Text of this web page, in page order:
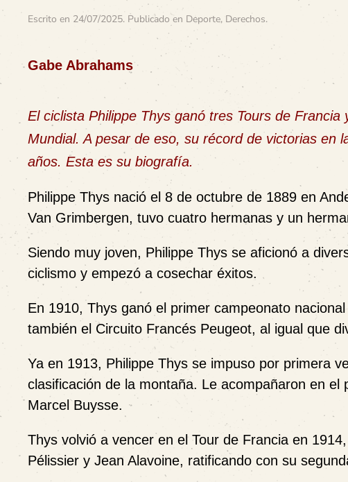
Escrito en 24/07/2025. Publicado en Deporte, Derechos.
Gabe Abrahams
El ciclista Philippe Thys ganó tres Tours de
Mundial. A pesar de eso, su récord de victorias en
años. Esta es su biografía.
Philippe Thys nació el 8 de octubre de 1889 en
Van Grimbergen, tuvo cuatro hermanas y un
Siendo muy joven, Philippe Thys se aficionó a
ciclismo y empezó a cosechar éxitos.
En 1910, Thys ganó el primer campeonato
también el Circuito Francés Peugeot, al igual que
Ya en 1913, Philippe Thys se impuso por primera
clasificación de la montaña. Le acompañaron en
Marcel Buysse.
Thys volvió a vencer en el Tour de Francia en
Pélissier y Jean Alavoine, ratificando con su